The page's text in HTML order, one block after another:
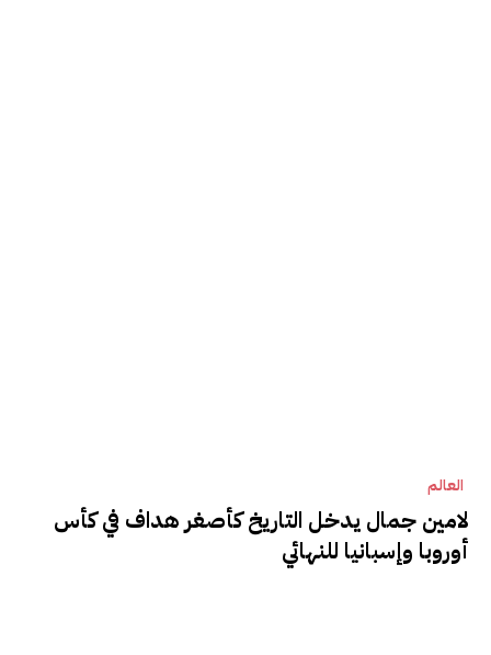
العالم
لامين جمال يدخل التاريخ كأصغر هداف في كأس
أوروبا وإسبانيا للنهائي